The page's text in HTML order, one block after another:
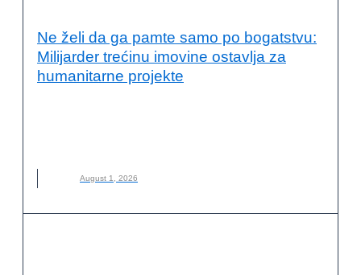
Ne želi da ga pamte samo po bogatstvu:
Milijarder trećinu imovine ostavlja za
humanitarne projekte
August 1, 2026